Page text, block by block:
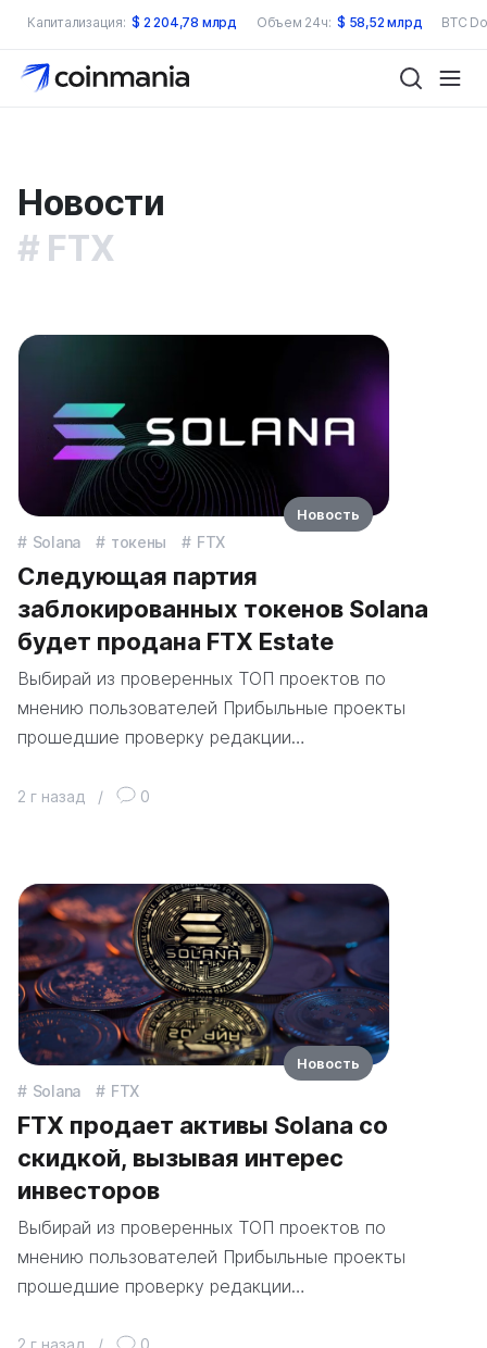
Капитализация: $ 2 204,78 млрд Объем 24ч: $ 58,52 млрд BTC
Новости
FTX
Solana токены FTX
Следующая партия
заблокированных токенов Solana
будет продана FTX Estate
Выбирай из проверенных ТОП проектов по
мнению пользователей Прибыльные проекты
прошедшие проверку редакции…
2 г назад / 0
Новость
Solana FTX
FTX продает активы Solana со
скидкой, вызывая интерес
инвесторов
Выбирай из проверенных ТОП проектов по
мнению пользователей Прибыльные проекты
прошедшие проверку редакции…
2 г назад / 0
Новость